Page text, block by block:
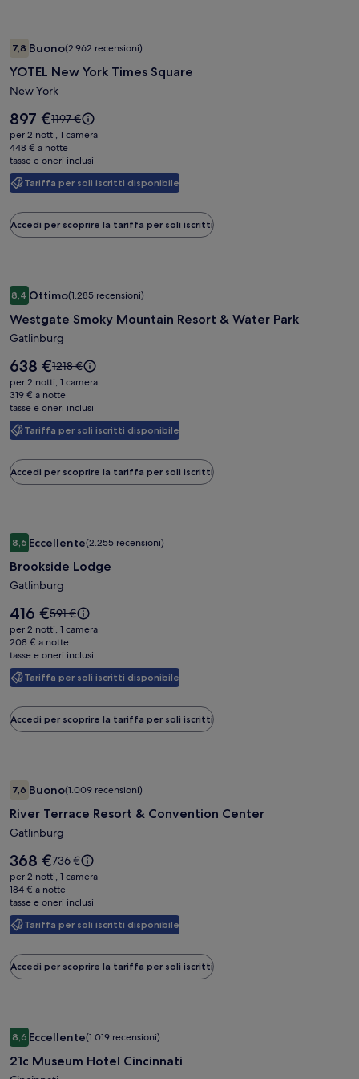
fotografica
di
YOTEL
New
York
Times
Square
7,87,8 su 10, Buono, (2.962 recensioni)
Buono(2.962 recensioni)
YOTEL New York Times Square
New York
Tariffa per soli iscritti disponibile
Il
prezzo
è
897 €
897 €Il
prezzo
era
1197 €,
ottieni
maggiori
tariffa
1197 €
per 2 notti, 1 camera
448 € a notte
tasse e oneri inclusi
Accedi per scoprire la tariffa per soli iscritti
Galleria
fotografica
di
Westgate
Smoky
Mountain
Resort
&
Water
8,48,4 su 10, Ottimo, (1.285 recensioni)
Ottimo(1.285 recensioni)
Westgate Smoky Mountain Resort & Water Park
Gatlinburg
Tariffa per soli iscritti disponibile
Il
prezzo
è
638 €
638 €Il
prezzo
era
1218 €,
ottieni
maggiori
tariffa
1218 €
per 2 notti, 1 camera
319 € a notte
tasse e oneri inclusi
Westgate Smoky Mountain Resort & Water Park
Accedi per scoprire la tariffa per soli iscritti
Galleria
fotografica
di
Brookside
Lodge
8,68,6 su 10, Eccellente, (2.255 recensioni)
Eccellente(2.255 recensioni)
Brookside Lodge
Gatlinburg
Tariffa per soli iscritti disponibile
Il
prezzo
è
416 €
416 €Il
prezzo
era
591 €,
ottieni
maggiori
tariffa
591 €
per 2 notti, 1 camera
208 € a notte
tasse e oneri inclusi
Brookside Lodge
Accedi per scoprire la tariffa per soli iscritti
fotografica
di
River
Terrace
Resort
&
Convention
Center
7,67,6 su 10, Buono, (1.009 recensioni)
Buono(1.009 recensioni)
River Terrace Resort & Convention Center
Gatlinburg
Tariffa per soli iscritti disponibile
Il
prezzo
è
368 €
368 €Il
prezzo
era
736 €,
ottieni
maggiori
tariffa
736 €
per 2 notti, 1 camera
184 € a notte
tasse e oneri inclusi
Accedi per scoprire la tariffa per soli iscritti
Galleria
fotografica
di
8,68,6 su 10, Eccellente, (1.019 recensioni)
Eccellente(1.019 recensioni)
21c Museum Hotel Cincinnati
21c Museum Hotel Cincinnati